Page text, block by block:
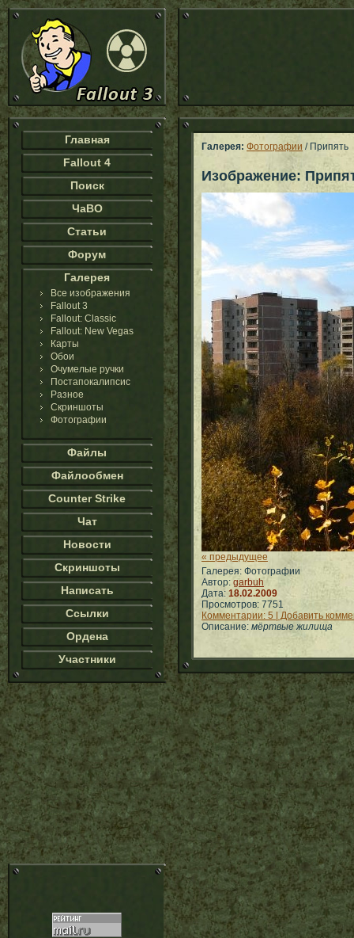
Главная
Fallout 4
Поиск
ЧаВО
Статьи
Форум
Галерея
Все изображения
Fallout 3
Fallout: Classic
Fallout: New Vegas
Карты
Обои
Очумелые ручки
Постапокалипсис
Разное
Скриншоты
Фотографии
Файлы
Файлообмен
Counter Strike
Чат
Новости
Скриншоты
Написать
Ссылки
Ордена
Участники
Галерея: Фотографии / Припять
Изображение:
« предыдущее
Галерея: Фотографии
Автор: garbuh
Дата: 18.02.2009
Просмотров: 7751
Комментарии: 5 | Добавить
Описание: мёртвые жилища